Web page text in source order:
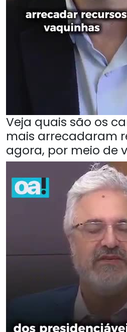
Veja quais são os
mais arrecadaram
agora, por meio de